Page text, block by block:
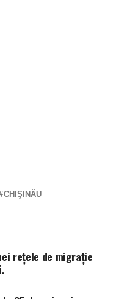
CHIŞINĂU
rețele de migrație